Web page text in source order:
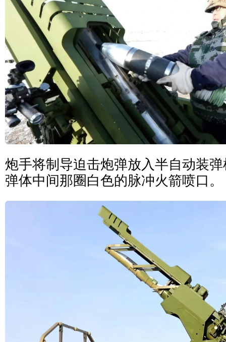
炮手将制导迫击炮弹放入半自动装
弹体中间那圈白色的脉冲火箭喷口。